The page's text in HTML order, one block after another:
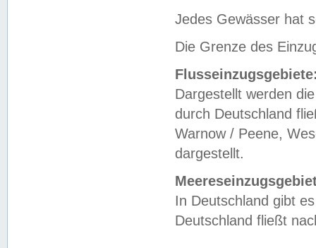
Jedes Gewässer hat
Die Grenze des
Dargestellt werden
durch Deutschland
Warnow / Peene,
dargestellt.
In Deutschland gibt
Deutschland fließt